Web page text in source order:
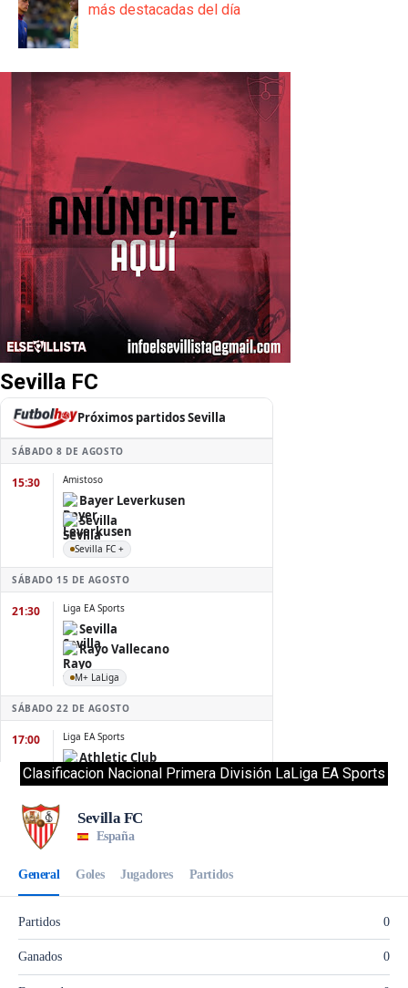
más destacadas del día
Sevilla FC
Clasificacion Nacional Primera División LaLiga EA Sports